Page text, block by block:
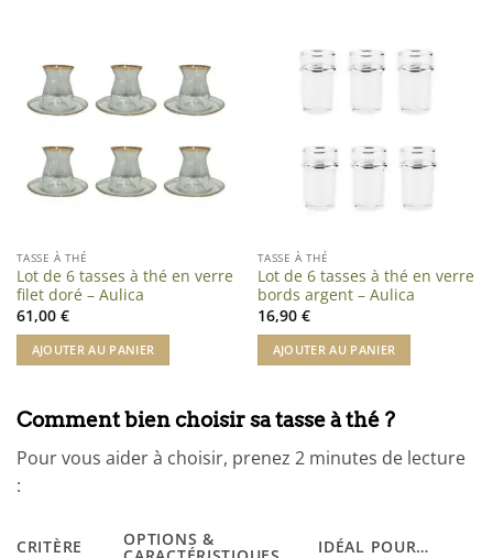
TASSE À THÉ
Lot de 6 tasses à thé en verre
filet doré – Aulica
61,00 €
AJOUTER AU PANIER
TASSE À THÉ
Lot de 6 tasses à thé en verre
bords argent – Aulica
16,90 €
AJOUTER AU PANIER
Comment bien choisir sa tasse à thé ?
Pour vous aider à choisir, prenez 2 minutes de lecture
:
CRITÈRE OPTIONS & IDÉAL POUR…